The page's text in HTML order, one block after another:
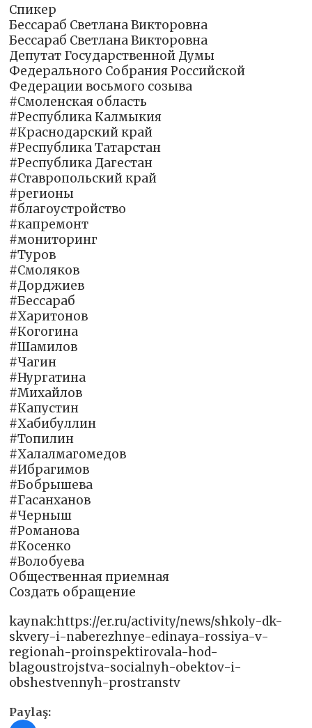
Спикер
Бессараб Светлана Викторовна
Бессараб Светлана Викторовна
Депутат Государственной Думы
Федерального Собрания Российской
Федерации восьмого созыва
#Смоленская область
#Республика Калмыкия
#Краснодарский край
#Республика Татарстан
#Республика Дагестан
#Ставропольский край
#регионы
#благоустройство
#капремонт
#мониторинг
#Туров
#Смоляков
#Дорджиев
#Бессараб
#Харитонов
#Когогина
#Шамилов
#Чагин
#Нургатина
#Михайлов
#Капустин
#Хабибуллин
#Топилин
#Халалмагомедов
#Ибрагимов
#Бобрышева
#Гасанханов
#Черныш
#Романова
#Косенко
#Волобуева
Общественная приемная
Создать обращение
kaynak:https://er.ru/activity/news/shkoly-dk-
skvery-i-naberezhnye-edinaya-rossiya-v-
regionah-proinspektirovala-hod-
blagoustrojstva-socialnyh-obektov-i-
obshestvennyh-prostranstv
Paylaş: